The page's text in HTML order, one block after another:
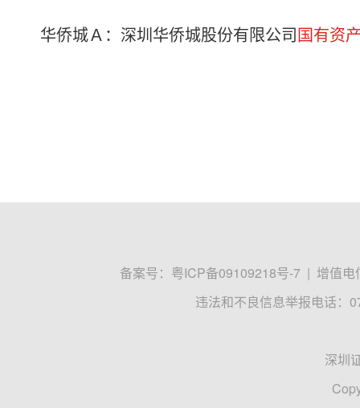
华侨城Ａ：深圳华侨城股份有限公司国有资
备案号： 粤ICP备09109218号-7 | 增值电
违法和不良信息举报电话：
深圳